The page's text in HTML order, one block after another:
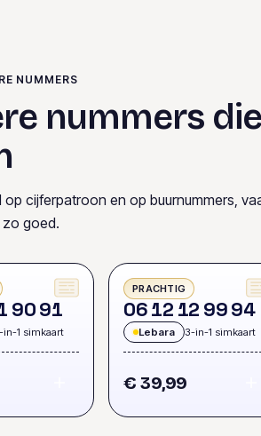
NUMMERS
nummers
cijferpatroon en op buurnummers,
goed.
9091
in-1 simkaart
PRACHTIG
0612 12 9994
Lebara 3-in-1 simkaart
€ 39,99